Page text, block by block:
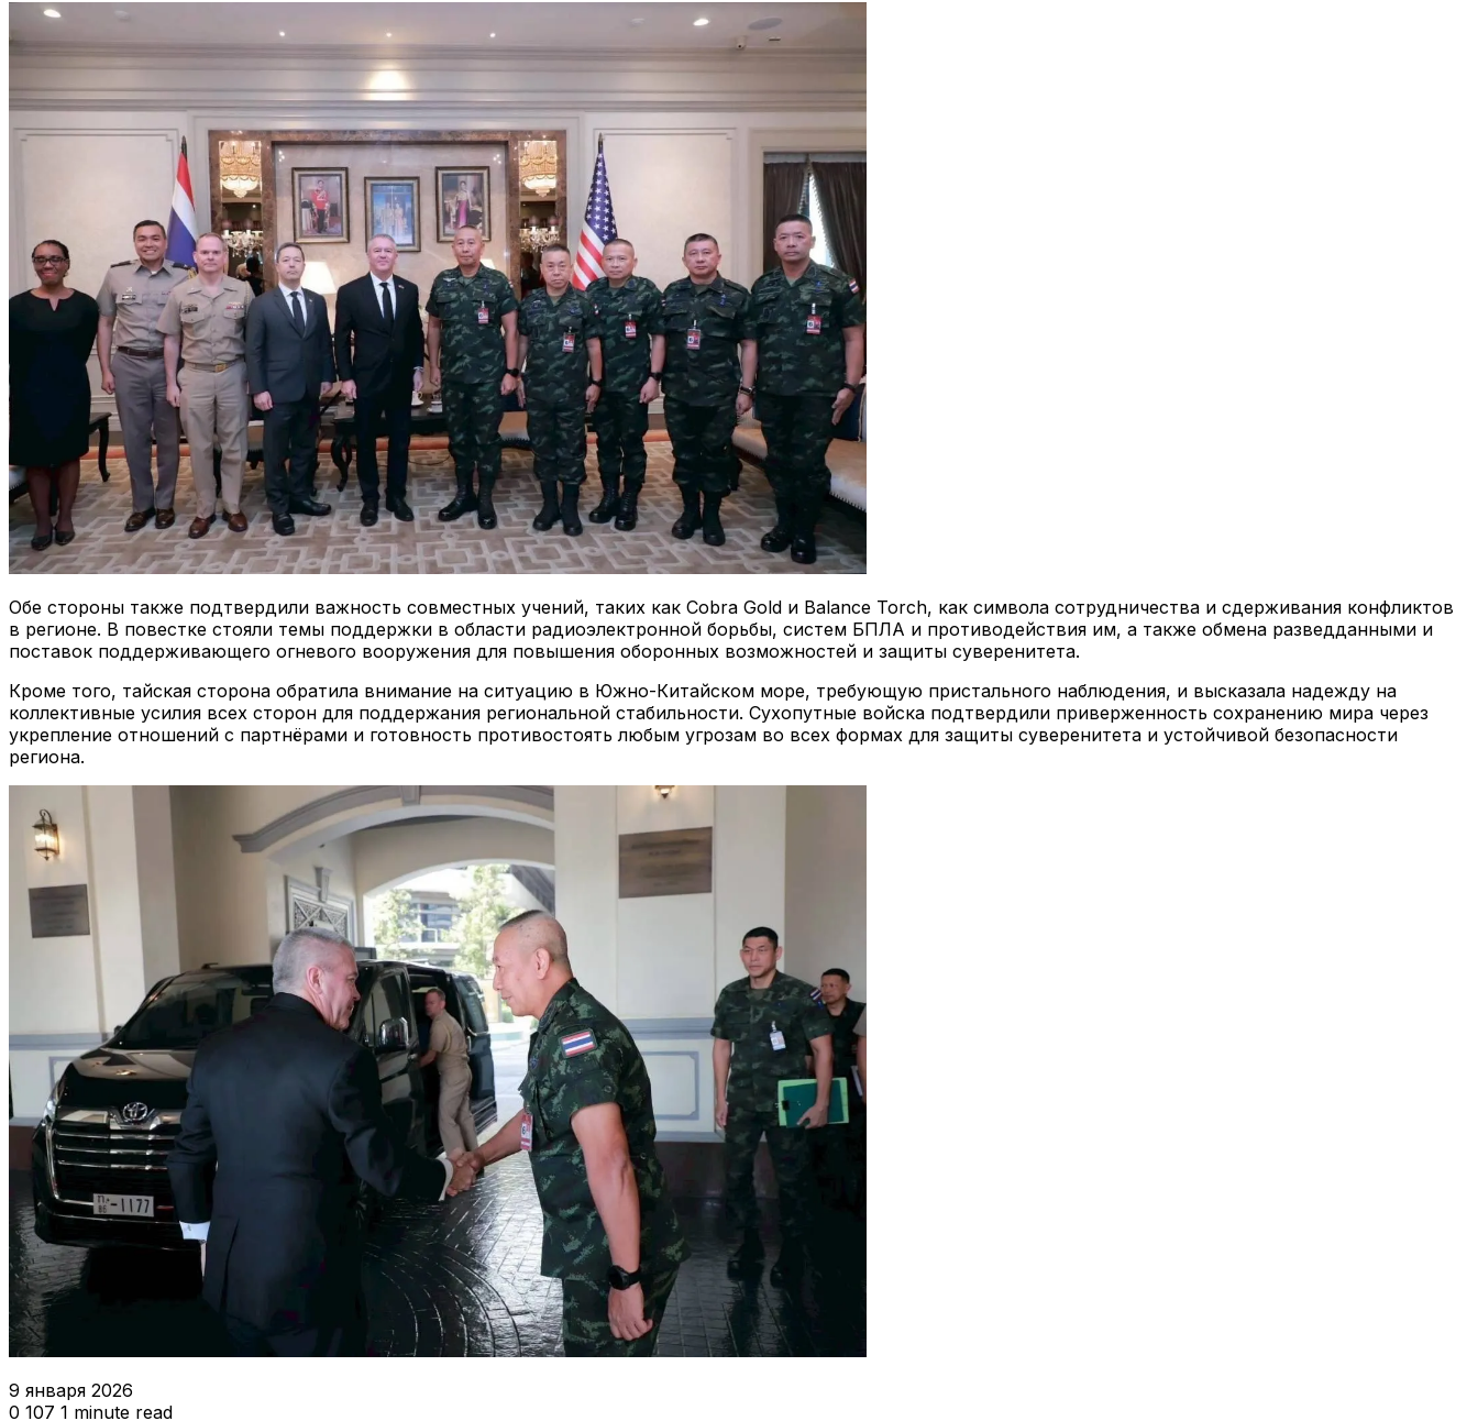
Обе стороны также подтвердили важность совместных учений, таких как Cobra Gold и Balance Torch, как символа сотрудничества и сдерживания конфликтов
в регионе. В повестке стояли темы поддержки в области радиоэлектронной борьбы, систем БПЛА и противодействия им, а также обмена разведданными и
поставок поддерживающего огневого вооружения для повышения оборонных возможностей и защиты суверенитета.
Кроме того, тайская сторона обратила внимание на ситуацию в Южно-Китайском море, требующую пристального наблюдения, и высказала надежду на
коллективные усилия всех сторон для поддержания региональной стабильности. Сухопутные войска подтвердили приверженность сохранению мира через
укрепление отношений с партнёрами и готовность противостоять любым угрозам во всех формах для защиты суверенитета и устойчивой безопасности
региона.
9 января 2026
0 107 1 minute read